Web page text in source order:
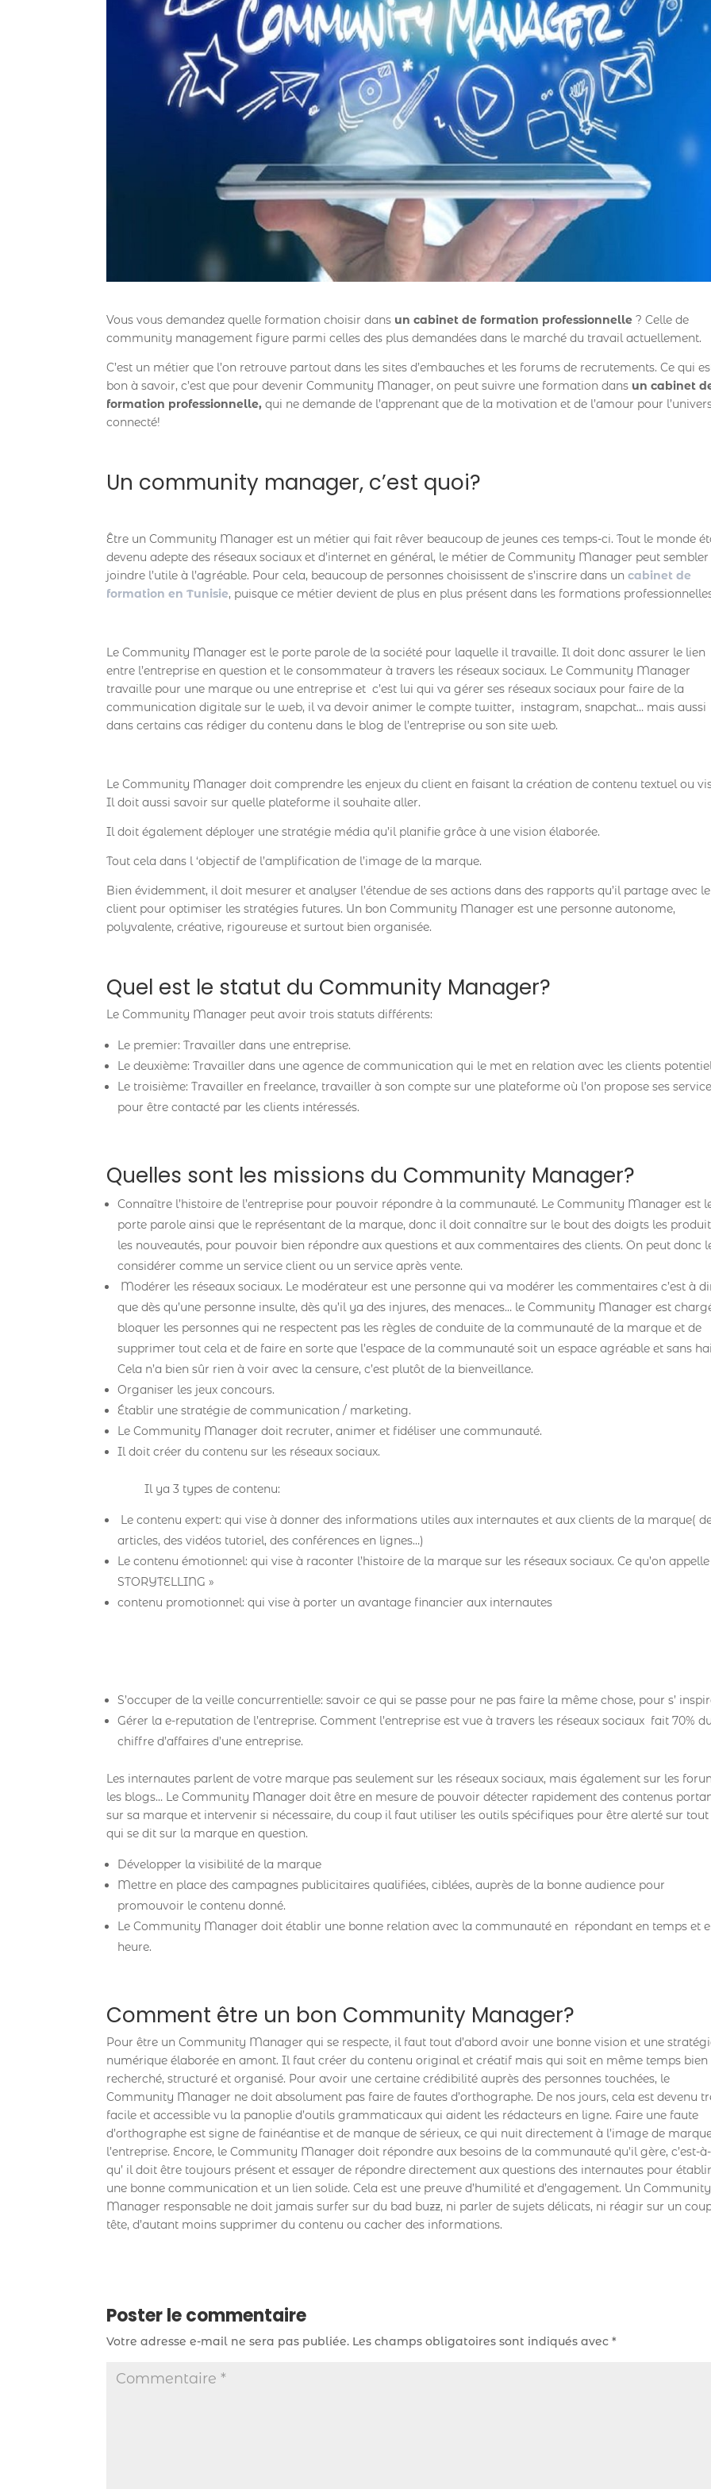
Vous vous demandez quelle formation choisir dans un cabinet de formation professionnelle? Celle de
community management figure parmi celles des plus demandées dans le marché du travail actuellement.
C’est un métier que l’on retrouve partout dans les sites d’embauches et les forums de recrutements. Ce qui
bon à savoir, c’est que pour devenir Community Manager, on peut suivre une formation dans un cabinet
formation professionnelle, qui ne demande de l’apprenant que de la motivation et de l’amour pour
connecté!
Un community manager, c’est quoi?
Être un Community Manager est un métier qui fait rêver beaucoup de jeunes ces temps-ci. Tout le monde
devenu adepte des réseaux sociaux et d’internet en général, le métier de Community Manager peut sembler
joindre l’utile à l’agréable. Pour cela, beaucoup de personnes choisissent de s’inscrire dans un cabinet de
formation en Tunisie, puisque ce métier devient de plus en plus présent dans les formations
Le Community Manager est le porte parole de la société pour laquelle il travaille. Il doit donc assurer le lien
entre l’entreprise en question et le consommateur à travers les réseaux sociaux. Le Community Manager
travaille pour une marque ou une entreprise et c’est lui qui va gérer ses réseaux sociaux pour faire de la
communication digitale sur le web, il va devoir animer le compte twitter, instagram, snapchat… mais aussi
dans certains cas rédiger du contenu dans le blog de l’entreprise ou son site web.
Le Community Manager doit comprendre les enjeux du client en faisant la création de contenu textuel ou
Il doit aussi savoir sur quelle plateforme il souhaite aller.
Il doit également déployer une stratégie média qu’il planifie grâce à une vision élaborée.
Tout cela dans l ‘objectif de l’amplification de l’image de la marque.
Bien évidemment, il doit mesurer et analyser l’étendue de ses actions dans des rapports qu’il partage avec le
client pour optimiser les stratégies futures. Un bon Community Manager est une personne autonome,
polyvalente, créative, rigoureuse et surtout bien organisée.
Quel est le statut du Community Manager?
Le Community Manager peut avoir trois statuts différents:
Le premier: Travailler dans une entreprise.
Le deuxième: Travailler dans une agence de communication qui le met en relation avec les clients
Le troisième: Travailler en freelance, travailler à son compte sur une plateforme où l’on propose ses
pour être contacté par les clients intéressés.
Quelles sont les missions du Community Manager?
Connaître l’histoire de l’entreprise pour pouvoir répondre à la communauté. Le Community Manager est
porte parole ainsi que le représentant de la marque, donc il doit connaître sur le bout des doigts les
les nouveautés, pour pouvoir bien répondre aux questions et aux commentaires des clients. On peut donc
considérer comme un service client ou un service après vente.
Modérer les réseaux sociaux. Le modérateur est une personne qui va modérer les commentaires c’est à
que dès qu’une personne insulte, dès qu’il ya des injures, des menaces… le Community Manager est
bloquer les personnes qui ne respectent pas les règles de conduite de la communauté de la marque et de
supprimer tout cela et de faire en sorte que l’espace de la communauté soit un espace agréable et sans
Cela n’a bien sûr rien à voir avec la censure, c’est plutôt de la bienveillance.
Organiser les jeux concours.
Établir une stratégie de communication / marketing.
Le Community Manager doit recruter, animer et fidéliser une communauté.
Il doit créer du contenu sur les réseaux sociaux.
Il ya 3 types de contenu:
Le contenu expert: qui vise à donner des informations utiles aux internautes et aux clients de la marque(
articles, des vidéos tutoriel, des conférences en lignes…)
Le contenu émotionnel: qui vise à raconter l’histoire de la marque sur les réseaux sociaux. Ce qu’on appelle
STORYTELLING »
contenu promotionnel: qui vise à porter un avantage financier aux internautes
S’occuper de la veille concurrentielle: savoir ce qui se passe pour ne pas faire la même chose, pour s’
Gérer la e-reputation de l’entreprise. Comment l’entreprise est vue à travers les réseaux sociaux fait 70% du
chiffre d’affaires d’une entreprise.
Les internautes parlent de votre marque pas seulement sur les réseaux sociaux, mais également sur les
les blogs… Le Community Manager doit être en mesure de pouvoir détecter rapidement des contenus
sur sa marque et intervenir si nécessaire, du coup il faut utiliser les outils spécifiques pour être alerté sur tout
qui se dit sur la marque en question.
Développer la visibilité de la marque
Mettre en place des campagnes publicitaires qualifiées, ciblées, auprès de la bonne audience pour
promouvoir le contenu donné.
Le Community Manager doit établir une bonne relation avec la communauté en répondant en temps et
heure.
Comment être un bon Community Manager?
Pour être un Community Manager qui se respecte, il faut tout d’abord avoir une bonne vision et une
numérique élaborée en amont. Il faut créer du contenu original et créatif mais qui soit en même temps bien
recherché, structuré et organisé. Pour avoir une certaine crédibilité auprès des personnes touchées, le
Community Manager ne doit absolument pas faire de fautes d’orthographe. De nos jours, cela est devenu
facile et accessible vu la panoplie d’outils grammaticaux qui aident les rédacteurs en ligne. Faire une faute
d’orthographe est signe de fainéantise et de manque de sérieux, ce qui nuit directement à l’image de
l’entreprise. Encore, le Community Manager doit répondre aux besoins de la communauté qu’il gère, c’est-
qu’ il doit être toujours présent et essayer de répondre directement aux questions des internautes pour établir
une bonne communication et un lien solide. Cela est une preuve d’humilité et d’engagement. Un Community
Manager responsable ne doit jamais surfer sur du bad buzz, ni parler de sujets délicats, ni réagir sur un
tête, d’autant moins supprimer du contenu ou cacher des informations.
Poster le commentaire
Votre adresse e-mail ne sera pas publiée. Les champs obligatoires sont indiqués avec*